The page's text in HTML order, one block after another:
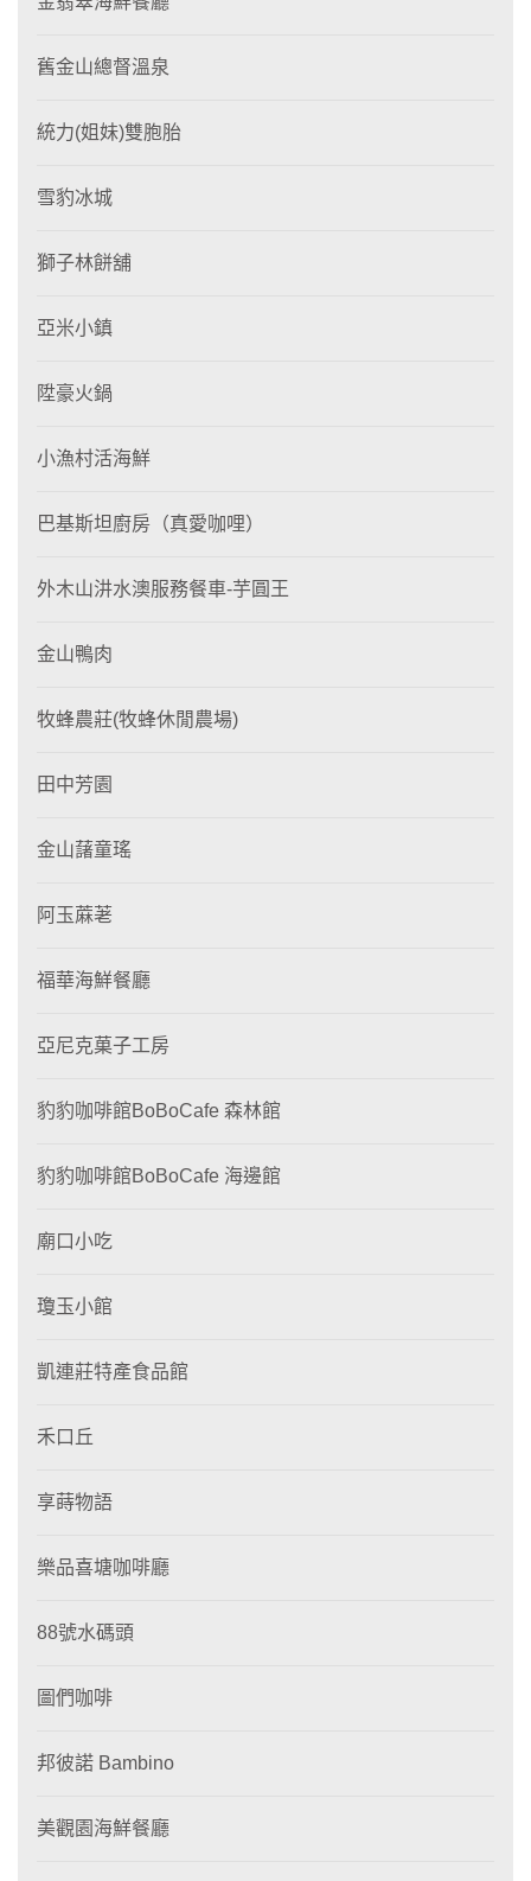
舊金山總督溫泉
統力(姐妹)雙胞胎
雪豹冰城
獅子林餅舖
亞米小鎮
陞豪火鍋
小漁村活海鮮
巴基斯坦廚房（真愛咖哩）
外木山汫水澳服務餐車-芋圓王
金山鴨肉
牧蜂農莊(牧蜂休閒農場)
田中芳園
金山藷童瑤
阿玉蔴荖
福華海鮮餐廳
亞尼克菓子工房
豹豹咖啡館BoBoCafe 森林館
豹豹咖啡館BoBoCafe 海邊館
廟口小吃
瓊玉小館
凱連莊特產食品館
禾口丘
享蒔物語
樂品喜塘咖啡廳
88號水碼頭
圖們咖啡
邦彼諾 Bambino
美觀園海鮮餐廳